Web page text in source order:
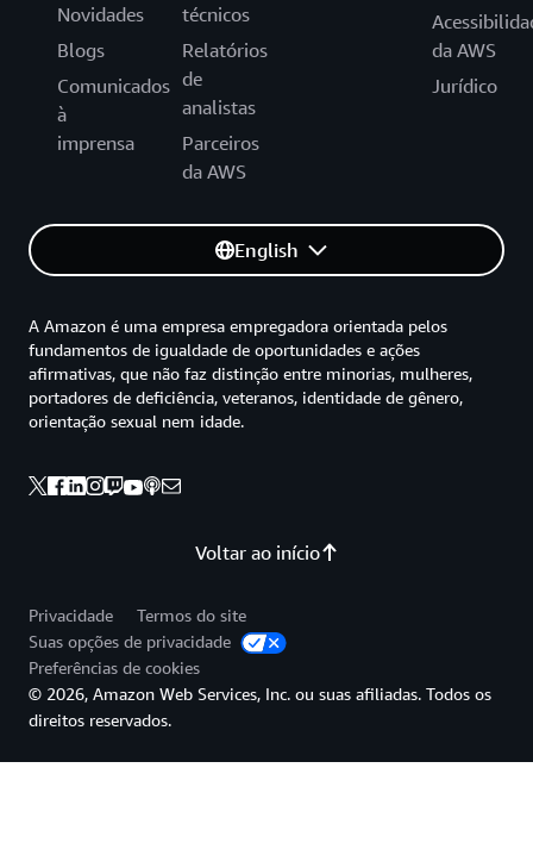
Novidades
Blogs
Comunicados
à
imprensa
técnicos
Relatórios
de
analistas
Parceiros
da AWS
da AWS
Jurídico
English
Voltar ao início
A Amazon é uma empresa empregadora orientada pelos
fundamentos de igualdade de oportunidades e ações
afirmativas, que não faz distinção entre minorias, mulheres,
portadores de deficiência, veteranos, identidade de gênero,
orientação sexual nem idade.
Privacidade
Termos do site
Suas opções de privacidade
Preferências de cookies
© 2026, Amazon Web Services, Inc. ou suas afiliadas. Todos os
direitos reservados.